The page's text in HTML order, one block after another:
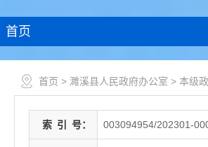
首页
首页 > 濉溪县人民政府办公室 > 本级
索 引 号： 003094954/202301-